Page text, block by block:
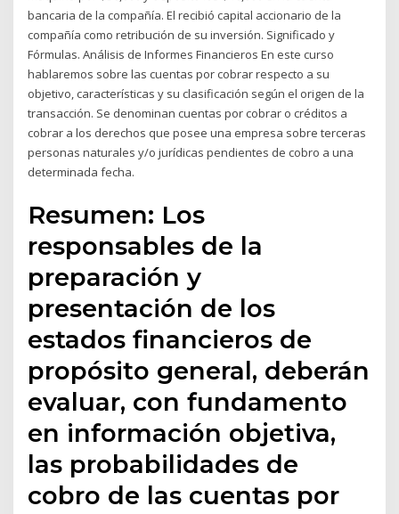
bancaria de la compañía. El recibió capital accionario de la
compañía como retribución de su inversión. Significado y
Fórmulas. Análisis de Informes Financieros En este curso
hablaremos sobre las cuentas por cobrar respecto a su
objetivo, características y su clasificación según el origen de la
transacción. Se denominan cuentas por cobrar o créditos a
cobrar a los derechos que posee una empresa sobre terceras
personas naturales y/o jurídicas pendientes de cobro a una
determinada fecha.
Resumen: Los
responsables de la
preparación y
presentación de los
estados financieros de
propósito general, deberán
evaluar, con fundamento
en información objetiva,
las probabilidades de
cobro de las cuentas por